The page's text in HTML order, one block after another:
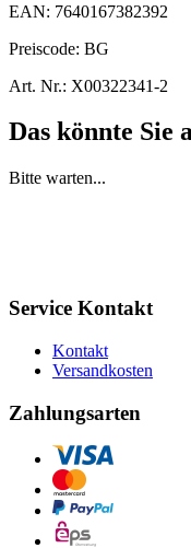
EAN: 7640167382392
Preiscode: BG
Art. Nr.: X00322341-2
Das könnte Sie
Bitte warten...
Service Kontakt
Kontakt
Versandkosten
Zahlungsarten